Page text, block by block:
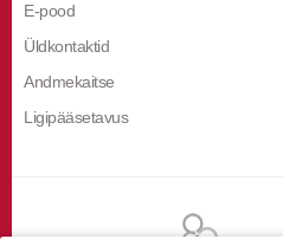
E-pood
Üldkontaktid
Andmekaitse
Ligipääsetavus